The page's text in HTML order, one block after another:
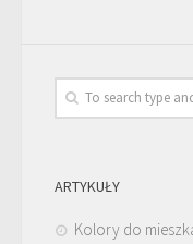
ARTYKUŁY
Kolory do